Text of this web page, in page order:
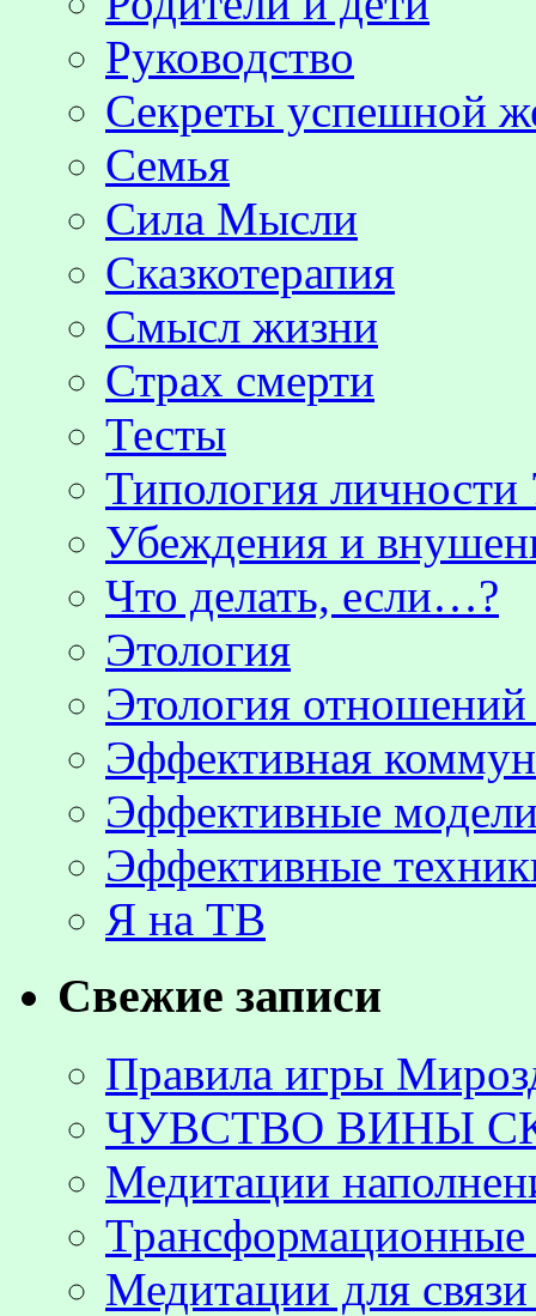
Руководство
Секреты успешной
Семья
Сила Мысли
Сказкотерапия
Смысл жизни
Страх смерти
Тесты
Типология личности
Убеждения и
Что делать, если…?
Этология
Этология
Эффективная
Эффективные
Эффективные
Я на ТВ
Свежие записи
Правила игры
ЧУВСТВО ВИНЫ
Медитации
Трансформационные
Медитации для